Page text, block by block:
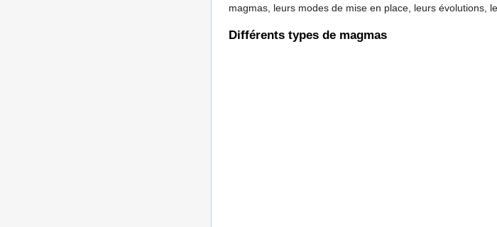
magmas, leurs modes de mise en place, leurs évolutions,
Différents types de magmas